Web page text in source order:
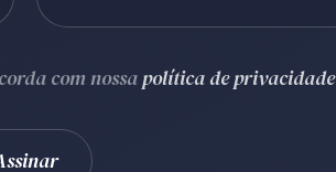
com nossapolítica de privacidade